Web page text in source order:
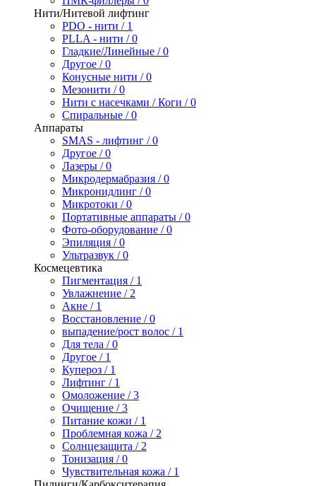
Нити/Нитевой лифтинг
PDO - нити / 1
PLLA - нити / 0
Гладкие/Линейные / 0
Другое / 0
Конусные нити / 0
Мезонити / 0
Нити с насечками / Коги / 0
Спиральные / 0
Аппараты
SMAS - лифтинг / 0
Другое / 0
Лазеры / 0
Микродермабразия / 0
Микронидлинг / 0
Микротоки / 0
Портативные аппараты / 0
Фото-оборудование / 0
Эпиляция / 0
Ультразвук / 0
Космецевтика
Пигментация / 1
Увлажнение / 2
Акне / 1
Восстановление / 0
выпадение/рост волос / 1
Для тела / 0
Другое / 1
Купероз / 1
Лифтинг / 1
Омоложение / 3
Очищение / 3
Питание кожи / 1
Проблемная кожа / 2
Солнцезащита / 2
Тонизация / 0
Чувствительная кожа / 1